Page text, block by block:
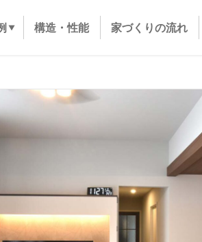
構造・性能 家づくりの流れ